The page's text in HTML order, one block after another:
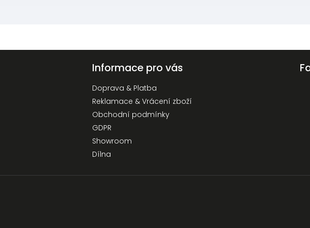
Informace pro vás
Doprava & Platba
Reklamace & Vrácení zboží
Obchodní podmínky
GDPR
Showroom
Dílna